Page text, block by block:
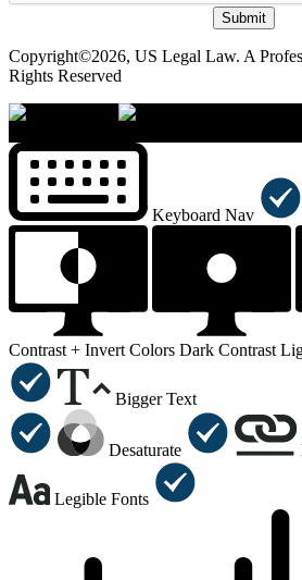
Submit
Copyright©2026, US Legal Law. A
Rights Reserved
Keyboard Nav
Contrast + Invert Colors Dark Contrast
Bigger Text
Desaturate
Legible Fonts